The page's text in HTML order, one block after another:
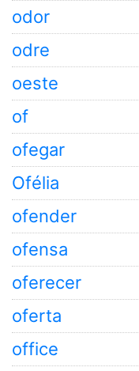
odor
odre
oeste
of
ofegar
Ofélia
ofender
ofensa
oferecer
oferta
office